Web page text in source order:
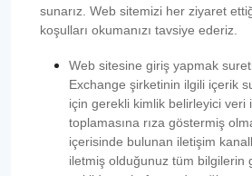
sunarız. Web sitemizi her ziyaret
koşulları okumanızı tavsiye ederiz.
Web sitesine giriş yapmak
Exchange şirketinin ilgili içerik
için gerekli kimlik belirleyici veri
toplamasına rıza göstermiş
içerisinde bulunan iletişim
iletmiş olduğunuz tüm bilgilerin